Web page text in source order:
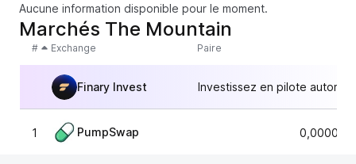
Aucune information disponible pour le moment.
Marchés The Mountain
# Exchange Paire
Finary Invest Investissez en pilote
1 PumpSwap